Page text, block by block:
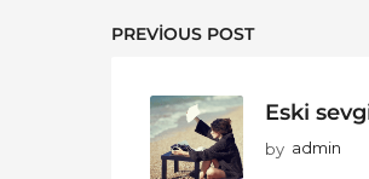
PREVIOUS POST
Eski
by admin